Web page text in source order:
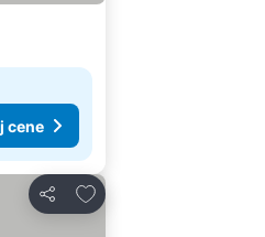
cene
Deli
Dodati u favorite